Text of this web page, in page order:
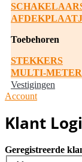
Toebehoren
STEKKERS
MULTI-
Vestigingen
Account
Klant
Geregistreerde